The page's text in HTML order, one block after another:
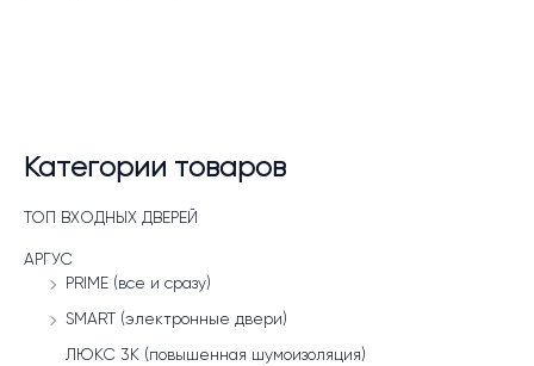
Категории товаров
ТОП ВХОДНЫХ ДВЕРЕЙ
АРГУС
PRIME (все и сразу)
SMART (электронные двери)
ЛЮКС 3К (повышенная шумоизоляция)